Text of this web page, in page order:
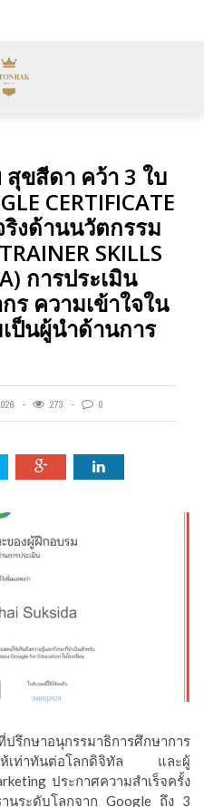
ขสีดา คว้า 3 ใบ
CERTIFICATE
งด้านนวัตกรรม
SKILLS
การประเมิน
ร ความเข้าใจใน
ป็นผู้นำด้านการ
273 0
กษาอนุกรรมาธิการศึกษาการ
ให้เท่าทันต่อโลกดิจิทัล และผู้
ประกาศความสำเร็จครั้ง
นระดับโลกจาก Google ถึง 3